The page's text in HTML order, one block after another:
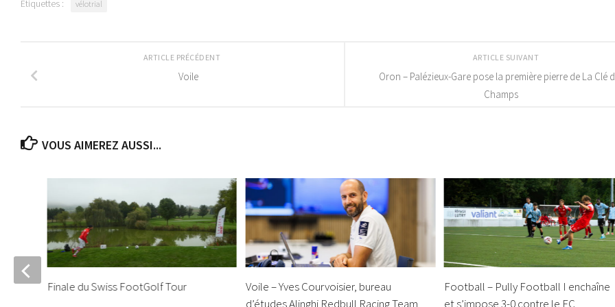
Étiquettes : vélotrial
ARTICLE SUIVANT
Oron – Palézieux-Gare pose la première pierre de La Clé
Champs
ARTICLE PRÉCÉDENT
Voile
VOUS AIMEREZ AUSSI...
Voile – Yves Courvoisier, bureau
d’études Alinghi Redbull Racing Team
Football – Pully Football I enchaîne
et s’impose 3-0 contre le FC
Finale du Swiss FootGolf Tour